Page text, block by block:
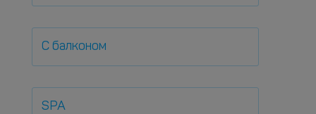
С балконом
SPA